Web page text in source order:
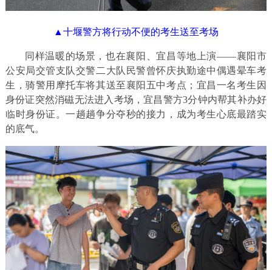
▲十堰警方将行动不便的考生送至考场
同样温暖的场景，也在襄阳、宜昌等地上演——襄阳市
公安局交管支队交警二大队民警曾怀庆执勤途中偶遇晕车考
生，骑警用摩托车将其送至襄阳五中考点；宜昌一名考生因
身份证突然消磁无法进入考场，宜昌警方3分钟内帮其补办好
临时身份证。一趟趟争分夺秒的接力，成为考生心底最踏实
的底气。